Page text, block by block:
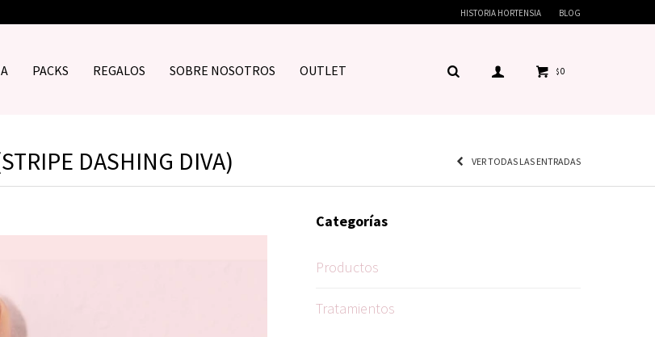
PACKS REGALOS SOBRE NOSOTROS OUTLET $0
HISTORIA HORTENSIA BLOG
DASHING DIVA) VER TODAS LAS ENTRADAS
Categorías
Productos
Tratamientos